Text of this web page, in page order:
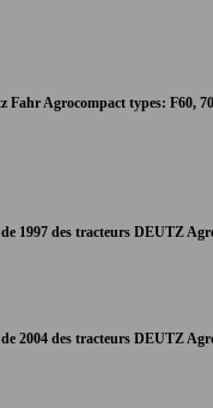
FahrAgrocompact types: F60,
1997 des tracteurs DEUTZ
2004 des tracteurs DEUTZ